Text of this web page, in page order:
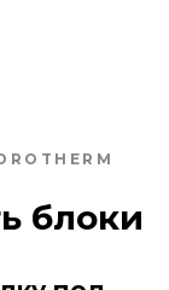
блоки